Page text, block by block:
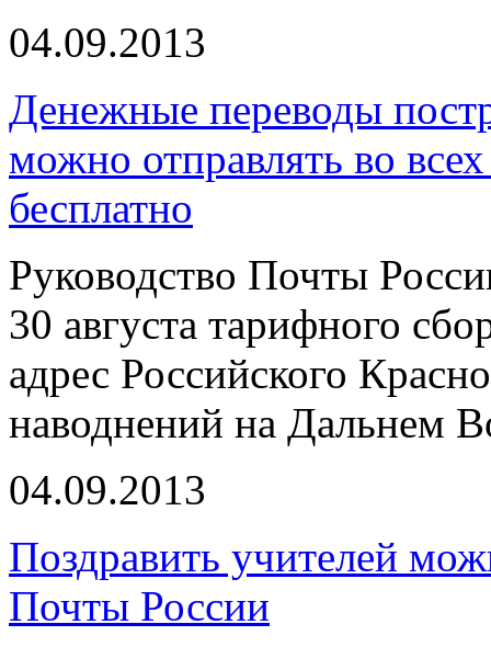
04.09.2013
Денежные переводы
можно отправлять во
бесплатно
Руководство Почты
30 августа тарифного
адрес Российского
наводнений на Дальнем
04.09.2013
Поздравить учителей
Почты России